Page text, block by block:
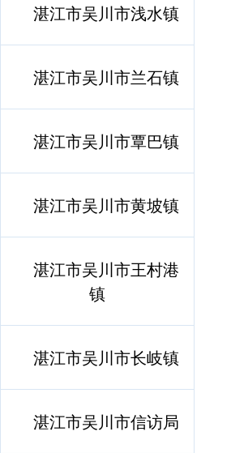
湛江市吴川市浅水镇
湛江市吴川市兰石镇
湛江市吴川市覃巴镇
湛江市吴川市黄坡镇
湛江市吴川市王村港
镇
湛江市吴川市长岐镇
湛江市吴川市信访局